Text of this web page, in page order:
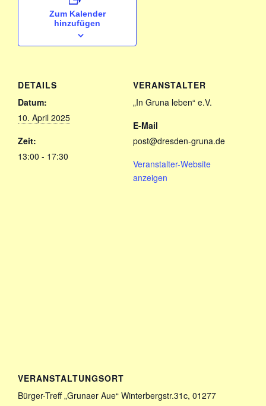
Zum Kalender
hinzufügen
DETAILS
Datum:
10. April 2025
Zeit:
13:00 - 17:30
VERANSTALTER
„In Gruna leben“ e.V.
E-Mail
post@dresden-gruna.de
Veranstalter-Website
anzeigen
VERANSTALTUNGSORT
Bürger-Treff „Grunaer Aue“ Winterbergstr.31c, 01277